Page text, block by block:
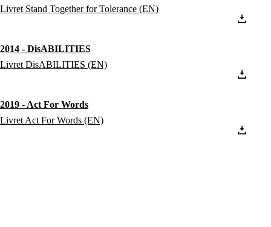
Livret Stand Together for Tolerance (EN)
2014 - DisABILITIES
Livret DisABILITIES (EN)
2019 - Act For Words
Livret Act For Words (EN)